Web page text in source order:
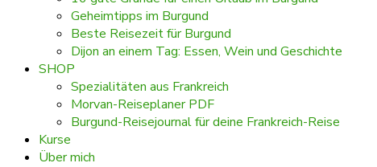
Geheimtipps im Burgund
Beste Reisezeit für Burgund
Dijon an einem Tag: Essen, Wein und Geschichte
SHOP
Spezialitäten aus Frankreich
Morvan-Reiseplaner PDF
Burgund-Reisejournal für deine Frankreich-Reise
Kurse
Über mich